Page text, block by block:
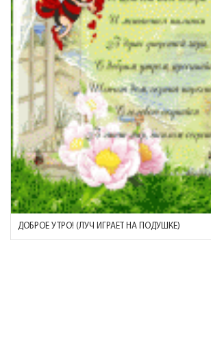
ДОБРОЕ УТРО! (ЛУЧ ИГРАЕТ НА ПОДУШКЕ)